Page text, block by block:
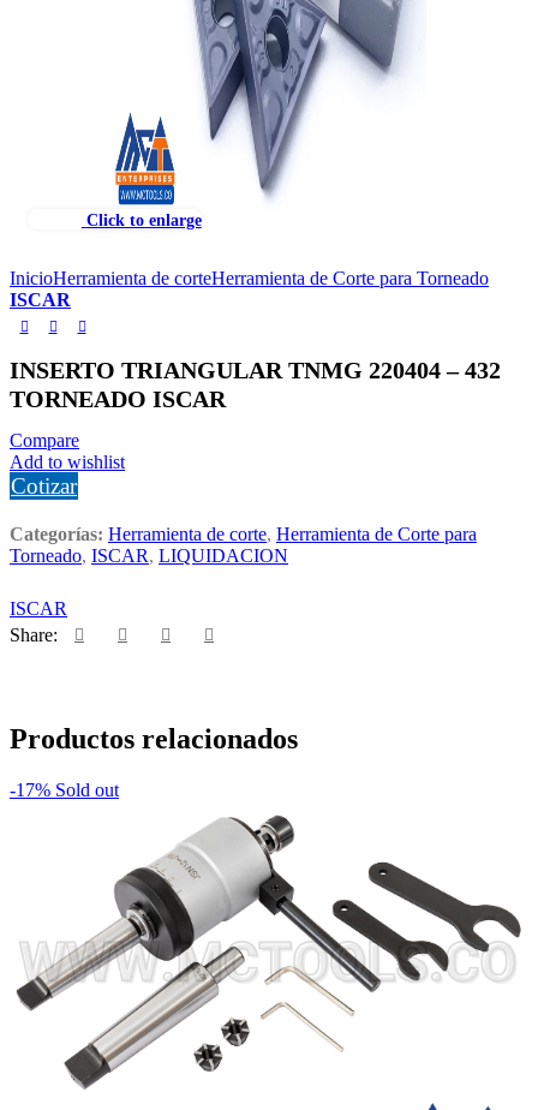
Click to enlarge
InicioHerramienta de corteHerramienta de Corte para Torneado
ISCAR
INSERTO TRIANGULAR TNMG 220404 – 432
TORNEADO ISCAR
Compare
Add to wishlist
Cotizar
Categorías: Herramienta de corte, Herramienta de Corte para
Torneado, ISCAR, LIQUIDACION
ISCAR
Share:
Productos relacionados
-17% Sold out